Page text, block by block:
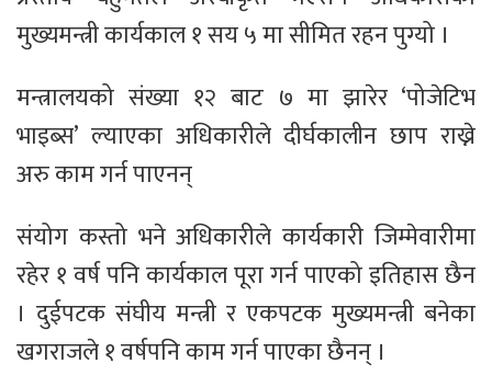
मुख्यमन्त्री कार्यकाल १ सय ५ मा सीमित रहन पुग्यो ।
मन्त्रालयको संख्या १२ बाट ७ मा झारेर ‘पोजेटिभ
भाइब्स’ ल्याएका अधिकारीले दीर्घकालीन छाप राख्ने
अरु काम गर्न पाएनन्
संयोग कस्तो भने अधिकारीले कार्यकारी जिम्मेवारीमा
रहेर १ वर्ष पनि कार्यकाल पूरा गर्न पाएको इतिहास छैन
। दुईपटक संघीय मन्त्री र एकपटक मुख्यमन्त्री बनेका
खगराजले १ वर्षपनि काम गर्न पाएका छैनन् ।